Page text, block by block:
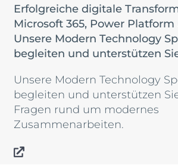
Erfolgreiche digitale
Microsoft 365, Power Platform
Unsere Modern Technology
begleiten und unterstützen
Unsere Modern Technology
begleiten und unterstützen
Fragen rund um modernes
Zusammenarbeiten.